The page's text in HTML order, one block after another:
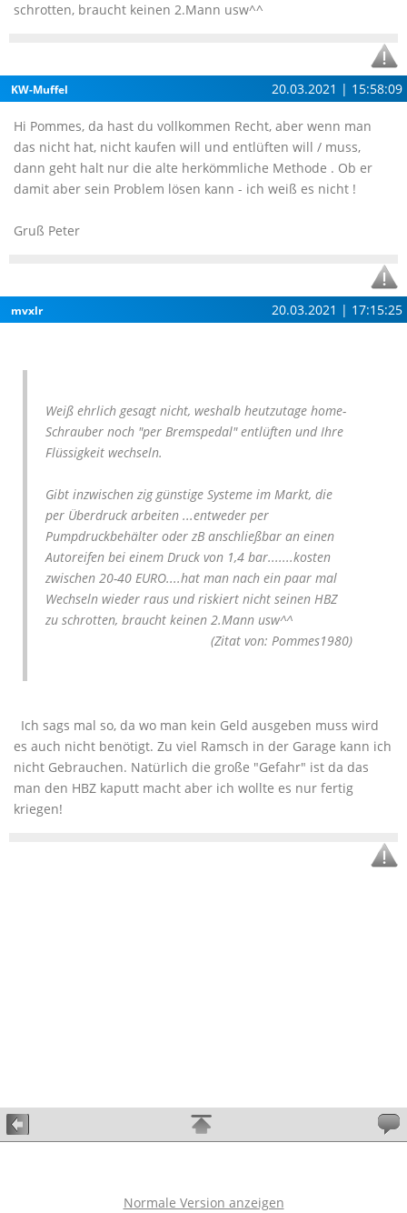
schrotten, braucht keinen 2.Mann usw^^
KW-Muffel 20.03.2021 | 15:58:09
Hi Pommes, da hast du vollkommen Recht, aber wenn man
das nicht hat, nicht kaufen will und entlüften will / muss,
dann geht halt nur die alte herkömmliche Methode . Ob er
damit aber sein Problem lösen kann - ich weiß es nicht !
Gruß Peter
mvxlr 20.03.2021 | 17:15:25
Weiß ehrlich gesagt nicht, weshalb heutzutage home-
Schrauber noch "per Bremspedal" entlüften und Ihre
Flüssigkeit wechseln.
Gibt inzwischen zig günstige Systeme im Markt, die
per Überdruck arbeiten ...entweder per
Pumpdruckbehälter oder zB anschließbar an einen
Autoreifen bei einem Druck von 1,4 bar.......kosten
zwischen 20-40 EURO....hat man nach ein paar mal
Wechseln wieder raus und riskiert nicht seinen HBZ
zu schrotten, braucht keinen 2.Mann usw^^
(Zitat von: Pommes1980)
Ich sags mal so, da wo man kein Geld ausgeben muss wird
es auch nicht benötigt. Zu viel Ramsch in der Garage kann ich
nicht Gebrauchen. Natürlich die große "Gefahr" ist da das
man den HBZ kaputt macht aber ich wollte es nur fertig
kriegen!
Normale Version anzeigen